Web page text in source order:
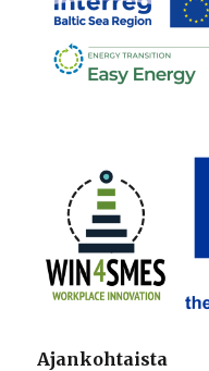
Ajankohtaista